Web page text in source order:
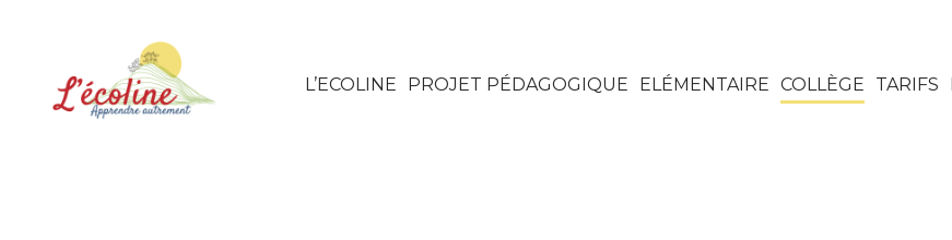
L’ECOLINE PROJET PÉDAGOGIQUE ELÉMENTAIRE COLLÈGE TARIFS